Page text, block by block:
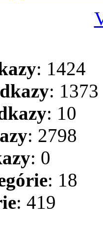
: 1424
: 1373
: 10
: 2798
: 0
: 18
: 419